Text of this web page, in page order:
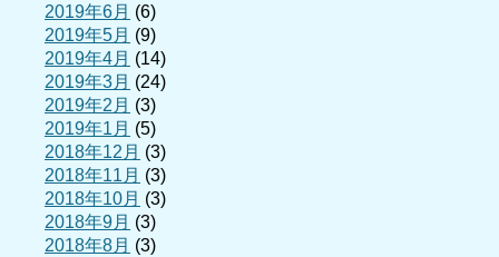
2019年6月 (6)
2019年5月 (9)
2019年4月 (14)
2019年3月 (24)
2019年2月 (3)
2019年1月 (5)
2018年12月 (3)
2018年11月 (3)
2018年10月 (3)
2018年9月 (3)
2018年8月 (3)